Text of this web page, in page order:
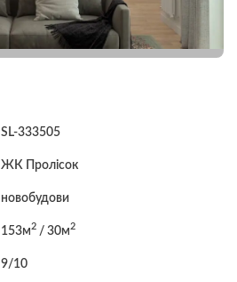
SL-333505
ЖК Пролісок
новобудови
153м2 / 30м2
9/10